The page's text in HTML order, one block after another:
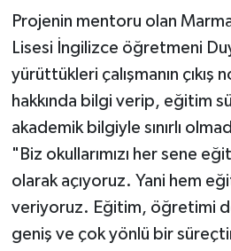
Projenin mentoru olan
Lisesi İngilizce öğretmeni
yürüttükleri çalışmanın çıkış
hakkında bilgi verip, eğitim
akademik bilgiyle sınırlı
"Biz okullarımızı her sene
olarak açıyoruz. Yani hem
veriyoruz. Eğitim, öğretimi
geniş ve çok yönlü bir